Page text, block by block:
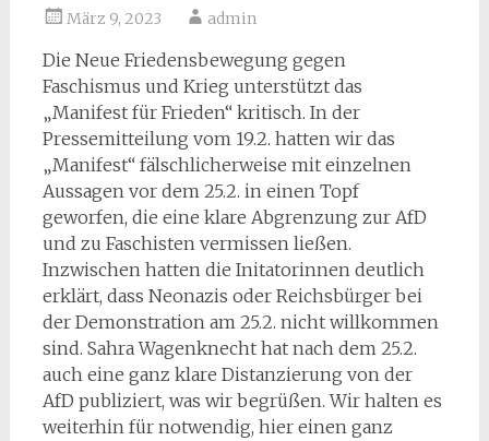
März 9, 2023 admin
Die Neue Friedensbewegung gegen
Faschismus und Krieg unterstützt das
„Manifest für Frieden“ kritisch. In der
Pressemitteilung vom 19.2. hatten wir das
„Manifest“ fälschlicherweise mit einzelnen
Aussagen vor dem 25.2. in einen Topf
geworfen, die eine klare Abgrenzung zur AfD
und zu Faschisten vermissen ließen.
Inzwischen hatten die Initatorinnen deutlich
erklärt, dass Neonazis oder Reichsbürger bei
der Demonstration am 25.2. nicht willkommen
sind. Sahra Wagenknecht hat nach dem 25.2.
auch eine ganz klare Distanzierung von der
AfD publiziert, was wir begrüßen. Wir halten es
weiterhin für notwendig, hier einen ganz